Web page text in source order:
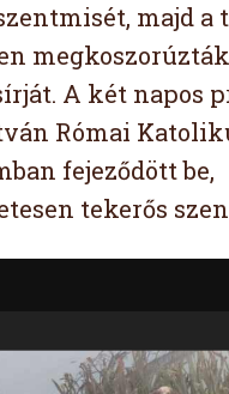
majd a
A két napos
Római
fejeződött be,
tekerős